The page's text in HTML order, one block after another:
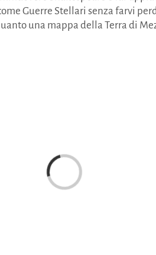
Guerre Stellari senza farvi
una mappa della Terra di
Caricamento...